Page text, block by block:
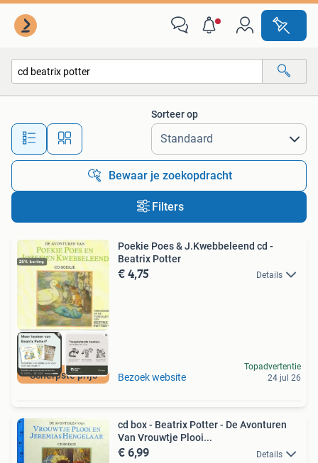
Alle afstanden…
Sorteer op
Bewaar je zoekopdracht
Filters
Scherpste prijs
Poekie Poes & J.Kwebbeleend cd -
Beatrix Potter
€ 4,75 Details
Bezoek website
Topadvertentie
24 jul 26
cd box - Beatrix Potter - De Avonturen
Van Vrouwtje Plooi...
€ 6,99 Details